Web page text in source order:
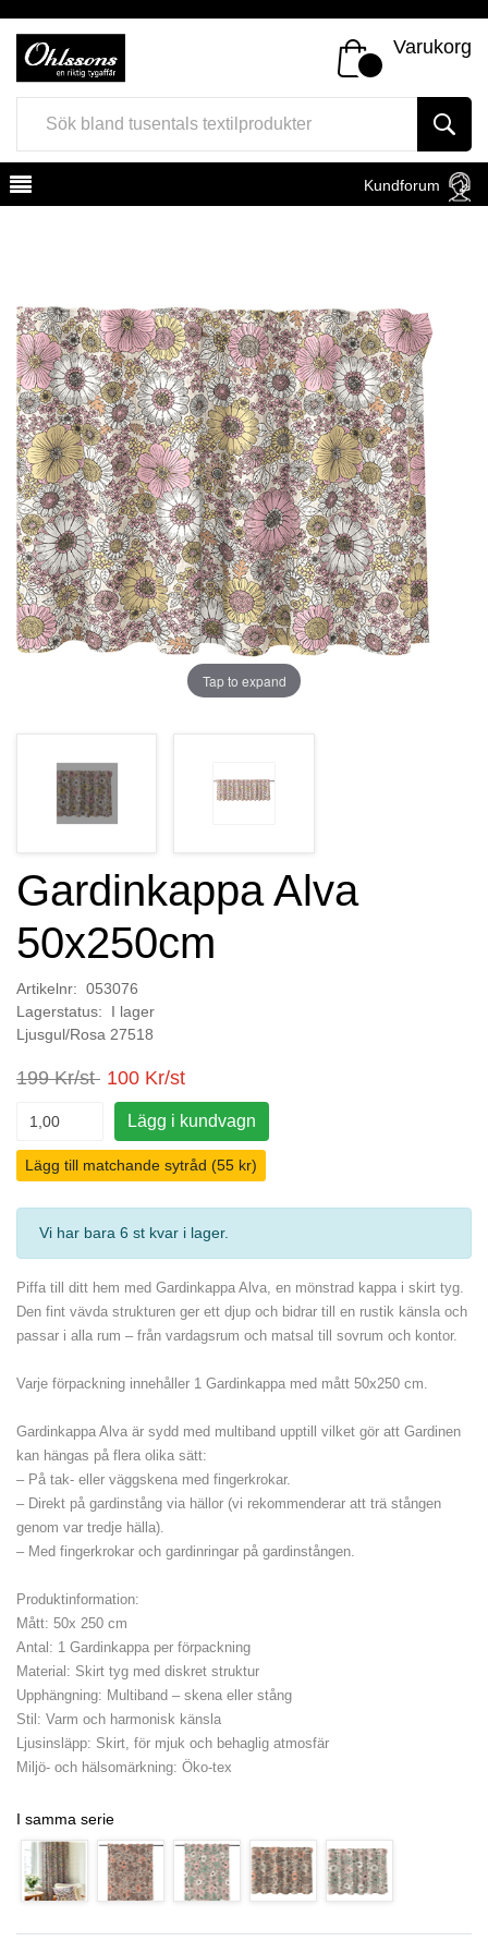
Varukorg
Kundforum
Register Sign In
Tap to expand
Gardinkappa Alva
50x250cm
Artikelnr: 053076
Lagerstatus: I lager
Ljusgul/Rosa 27518
199 Kr/st 100 Kr/st
Lägg i kundvagn
Lägg till matchande sytråd (55 kr)
Vi har bara 6 st kvar i lager.
Piffa till ditt hem med Gardinkappa Alva, en mönstrad kappa i skirt tyg.
Den fint vävda strukturen ger ett djup och bidrar till en rustik känsla och
passar i alla rum – från vardagsrum och matsal till sovrum och kontor.
Varje förpackning innehåller 1 Gardinkappa med mått 50x250 cm.
Gardinkappa Alva är sydd med multiband upptill vilket gör att Gardinen
kan hängas på flera olika sätt:
– På tak- eller väggskena med fingerkrokar.
– Direkt på gardinstång via hällor (vi rekommenderar att trä stången
genom var tredje hälla).
– Med fingerkrokar och gardinringar på gardinstången.
Produktinformation:
Mått: 50x 250 cm
Antal: 1 Gardinkappa per förpackning
Material: Skirt tyg med diskret struktur
Upphängning: Multiband – skena eller stång
Stil: Varm och harmonisk känsla
Ljusinsläpp: Skirt, för mjuk och behaglig atmosfär
Miljö- och hälsomärkning: Öko-tex
I samma serie